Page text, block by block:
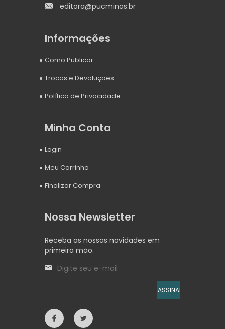
editora@pucminas.br
Informações
Como Publicar
Trocas e Devoluções
Política de Privacidade
Minha Conta
Login
Meu Carrinho
Finalizar Compra
Nossa Newsletter
Receba as nossas novidades em
primeira mão.
ASSINAR